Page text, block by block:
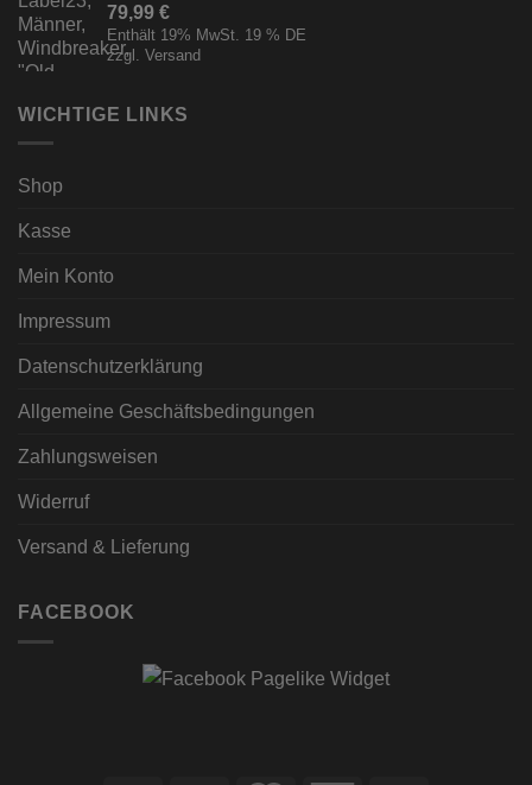
79,99 €
Enthält 19% MwSt. 19 % DE
zzgl. Versand
WICHTIGE LINKS
Shop
Kasse
Mein Konto
Impressum
Datenschutzerklärung
Allgemeine Geschäftsbedingungen
Zahlungsweisen
Widerruf
Versand & Lieferung
FACEBOOK